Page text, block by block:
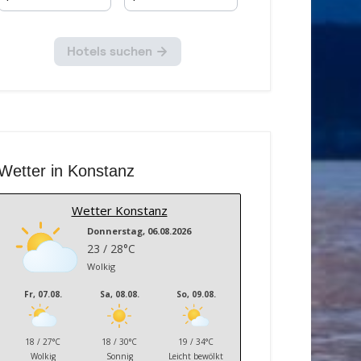
in Konstanz
Wetter Konstanz
Donnerstag, 06.08.2026
23 / 28°C
Wolkig
Fr, 07.08.
18 / 27°C
Wolkig
Sa, 08.08.
18 / 30°C
Sonnig
So, 09.08.
19 / 34°C
Leicht bewölkt